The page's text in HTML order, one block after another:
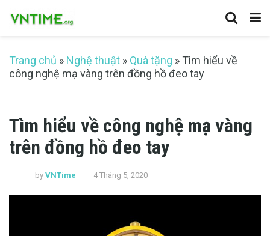
Trang chủ » Nghệ thuật » Quà tặng » Tìm hiểu về
công nghệ mạ vàng trên đồng hồ đeo tay
Tìm hiểu về công nghệ mạ vàng
trên đồng hồ đeo tay
by VNTime 4 Tháng 5, 2020